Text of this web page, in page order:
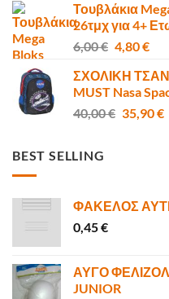
10,00 €.
Τουβλάκια
26τμχ για 4+
6,00€ Original
was:
6,00 €.
4,80€Η
ΣΧΟΛΙΚΗ
MUST Nasa
40,00€ Original
35,90€Η
BEST SELLING
ΦΑΚΕΛΟΣ
0,45€
ΑΥΓΟ ΦΕΛΙΖΟΛ
JUNIOR